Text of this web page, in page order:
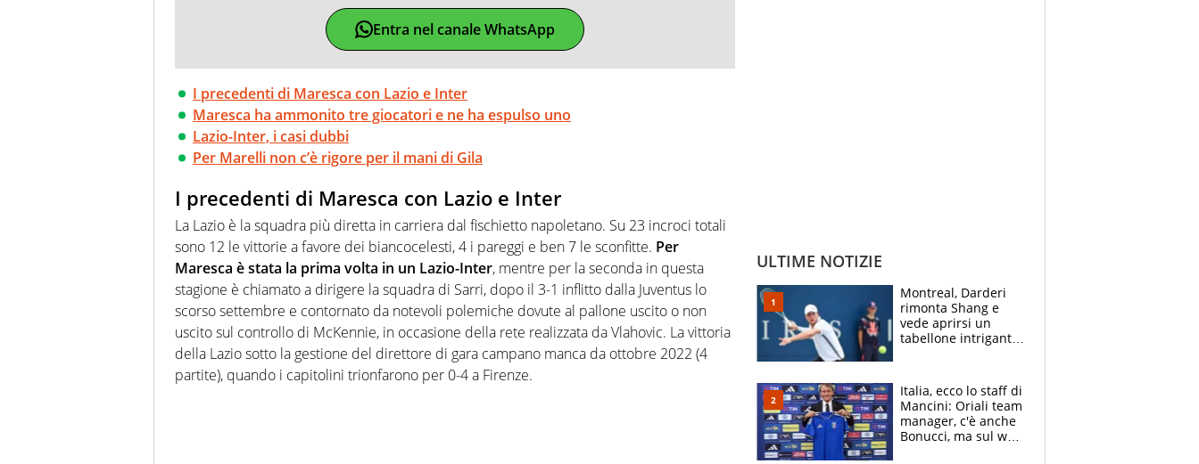
Entra nel canale WhatsApp
I precedenti di Maresca con Lazio e Inter
Maresca ha ammonito tre giocatori e ne ha espulso uno
Lazio-Inter, i casi dubbi
Per Marelli non c’è rigore per il mani di Gila
I precedenti di Maresca con Lazio e Inter
La Lazio è la squadra più diretta in carriera dal fischietto napoletano. Su 23 incroci totali
sono 12 le vittorie a favore dei biancocelesti, 4 i pareggi e ben 7 le sconfitte. Per
Maresca è stata la prima volta in un Lazio-Inter, mentre per la seconda in questa
stagione è chiamato a dirigere la squadra di Sarri, dopo il 3-1 inflitto dalla Juventus lo
scorso settembre e contornato da notevoli polemiche dovute al pallone uscito o non
uscito sul controllo di McKennie, in occasione della rete realizzata da Vlahovic. La vittoria
della Lazio sotto la gestione del direttore di gara campano manca da ottobre 2022 (4
partite), quando i capitolini trionfarono per 0-4 a Firenze.
ULTIME NOTIZIE
Montreal, Darderi
rimonta Shang e
vede aprirsi un
tabellone intrigante:
felice del mio livello"
Italia, ecco lo staff di
Mancini: Oriali team
manager, c'è anche
Bonucci, ma sul web